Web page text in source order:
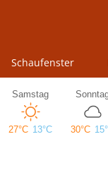
Schaufenster